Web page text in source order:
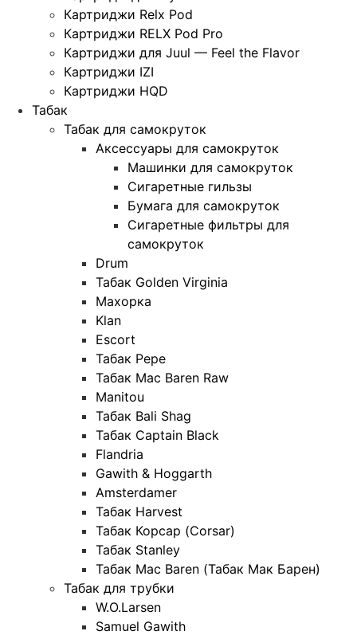
Картриджи Relx Pod
Картриджи RELX Pod Pro
Картриджи для Juul — Feel the Flavor
Картриджи IZI
Картриджи HQD
Табак
Табак для самокруток
Аксессуары для самокруток
Машинки для самокруток
Сигаретные гильзы
Бумага для самокруток
Сигаретные фильтры для
самокруток
Drum
Табак Golden Virginia
Махорка
Klan
Escort
Табак Pepe
Табак Mac Baren Raw
Manitou
Табак Bali Shag
Табак Captain Black
Flandria
Gawith & Hoggarth
Amsterdamer
Табак Harvest
Табак Корсар (Corsar)
Табак Stanley
Табак Mac Baren (Табак Мак Барен)
Табак для трубки
W.O.Larsen
Samuel Gawith